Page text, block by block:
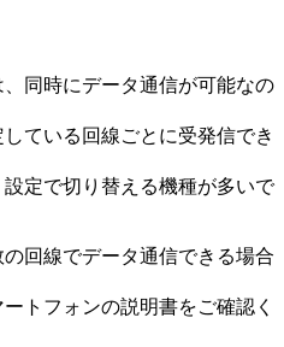
、同時にデータ通信が可能なの
している回線ごとに受発信でき
設定で切り替える機種が多いで
回線でデータ通信できる場合
トフォンの説明書をご確認く